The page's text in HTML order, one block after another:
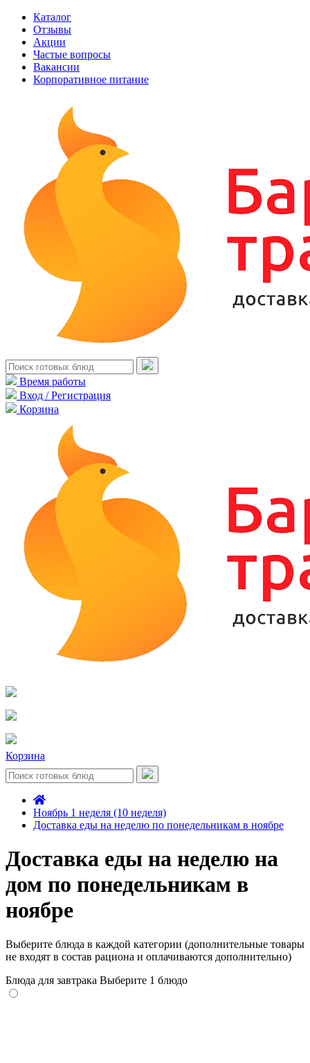
Каталог
Отзывы
Акции
Частые вопросы
Вакансии
Корпоративное питание
Время работы
Вход / Регистрация
Корзина
Корзина
Ноябрь 1 неделя (10 неделя)
Доставка еды на неделю по понедельникам в ноябре
Доставка еды на неделю на
дом по понедельникам в
ноябре
Выберите блюда в каждой категории (дополнительные товары
не входят в состав рациона и оплачиваются дополнительно)
Блюда для завтрака Выберите 1 блюдо